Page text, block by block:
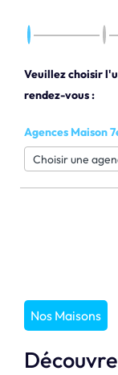
Veuillez choisir
rendez-vous :
Agences Maison
Nos Maisons